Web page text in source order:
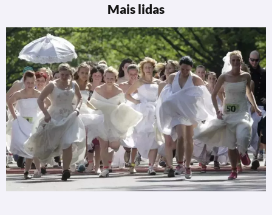
Mais lidas